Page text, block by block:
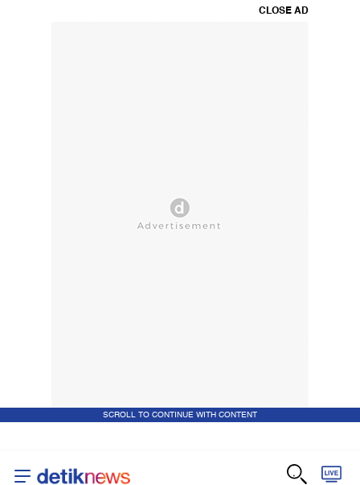
CLOSE AD
SCROLL TO CONTINUE WITH CONTENT